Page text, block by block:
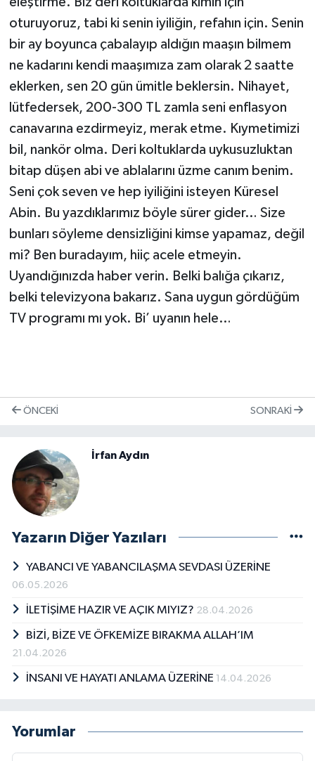
oturuyoruz, tabi ki senin iyiliğin, refahın için. Senin
bir ay boyunca çabalayıp aldığın maaşın bilmem
ne kadarını kendi maaşımıza zam olarak 2 saatte
eklerken, sen 20 gün ümitle beklersin. Nihayet,
lütfedersek, 200-300 TL zamla seni enflasyon
canavarına ezdirmeyiz, merak etme. Kıymetimizi
bil, nankör olma. Deri koltuklarda uykusuzluktan
bitap düşen abi ve ablalarını üzme canım benim.
Seni çok seven ve hep iyiliğini isteyen Küresel
Abin. Bu yazdıklarımız böyle sürer gider… Size
bunları söyleme densizliğini kimse yapamaz, değil
mi? Ben buradayım, hiiç acele etmeyin.
Uyandığınızda haber verin. Belki balığa çıkarız,
belki televizyona bakarız. Sana uygun gördüğüm
TV programı mı yok. Bi’ uyanın hele…
ÖNCEKI SONRAKI
İrfan Aydın
Yazarın Diğer Yazıları
YABANCI VE YABANCILAŞMA SEVDASI ÜZERİNE
06.05.2026
İLETİŞİME HAZIR VE AÇIK MIYIZ? 28.04.2026
BİZİ, BİZE VE ÖFKEMİZE BIRAKMA ALLAH’IM
21.04.2026
İNSANI VE HAYATI ANLAMA ÜZERİNE 14.04.2026
Yorumlar